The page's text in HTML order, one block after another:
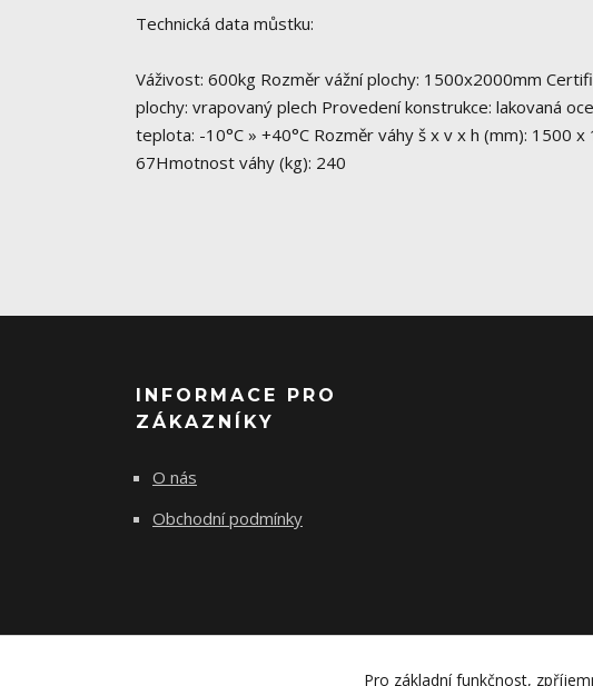
Technická data můstku:
Váživost: 600kg Rozměr vážní plochy: 1500x2000mm
plochy: vrapovaný plech Provedení konstrukce: lakovaná
teplota: -10°C » +40°C Rozměr váhy š x v x h (mm): 1500
67Hmotnost váhy (kg): 240
INFORMACE PRO
ZÁKAZNÍKY
O nás
Obchodní podmínky
Pro základní funkčnost,